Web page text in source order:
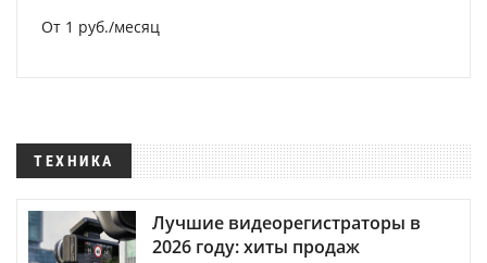
От 1 руб./месяц
ТЕХНИКА
Лучшие видеорегистраторы в
2026 году: хиты продаж